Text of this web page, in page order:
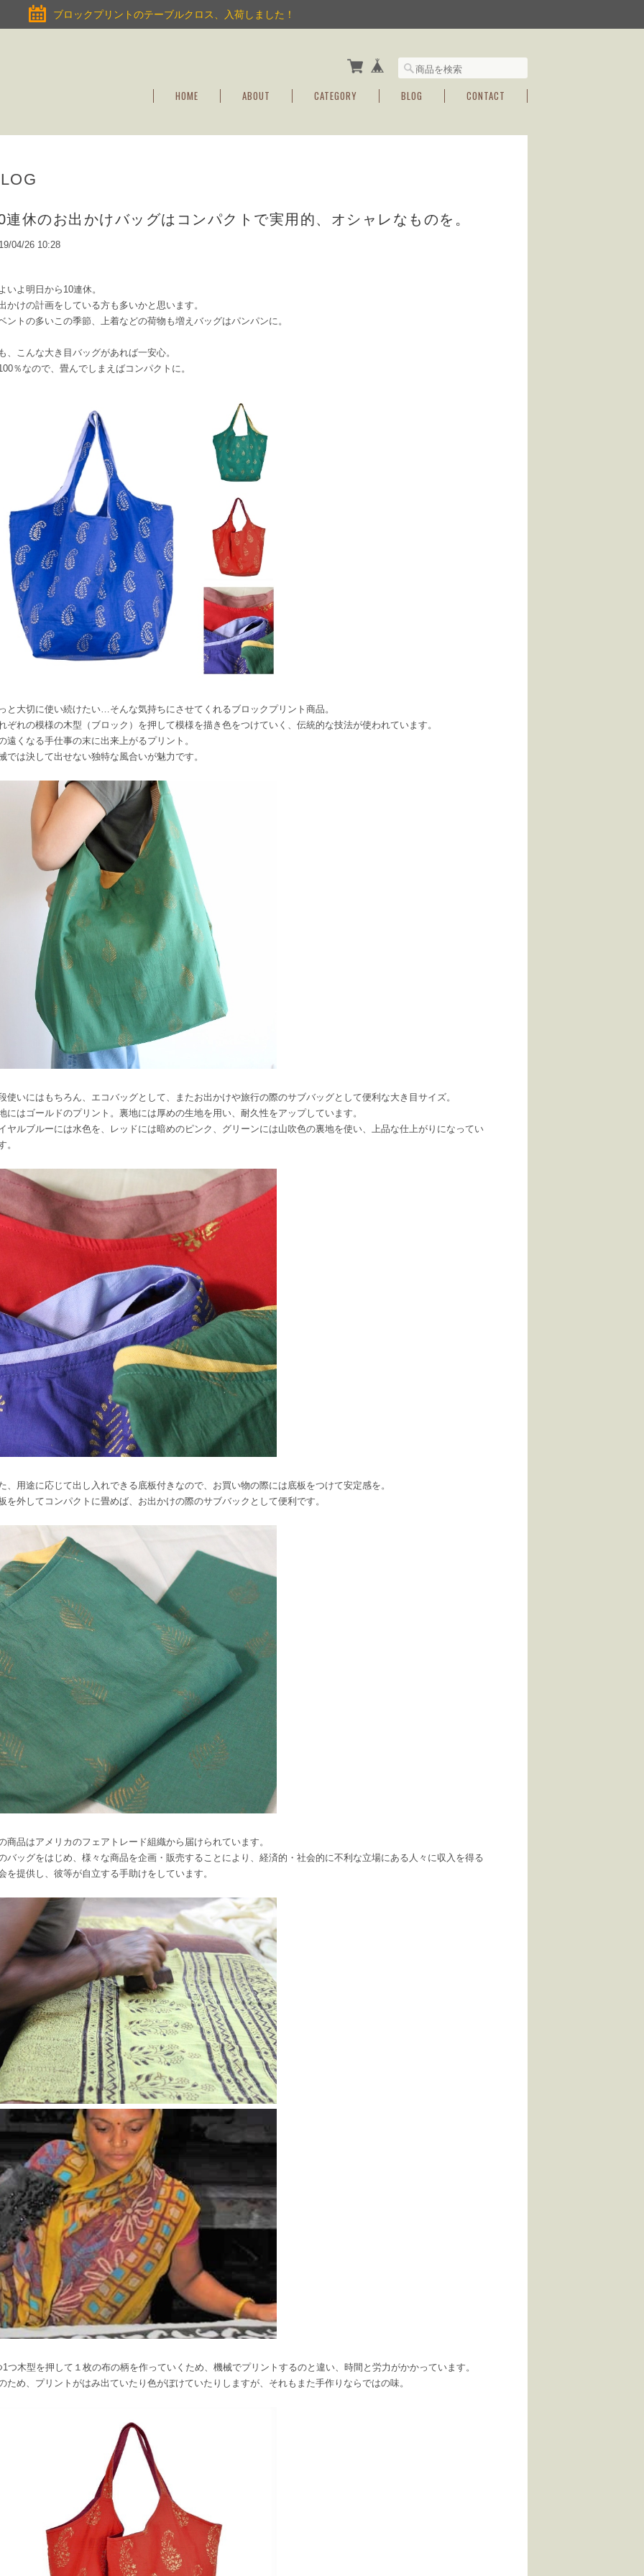
ブロックプリントのテーブルクロス、入荷しました！
HOME ABOUT CATEGORY BLOG CONTACT
連休のお出かけバッグはコンパクトで実用的、オシャレなものを。
04/26 10:28
いよ明日から10連休。
かけの計画をしている方も多いかと思います。
ントの多いこの季節、上着などの荷物も増えバッグはパンパンに。
、こんな大き目バッグがあれば一安心。
％なので、畳んでしまえばコンパクトに。
と大切に使い続けたい…そんな気持ちにさせてくれるブロックプリント商品。
ぞれの模様の木型（ブロック）を押して模様を描き色をつけていく、伝統的な技法が使われています。
遠くなる手仕事の末に出来上がるプリント。
では決して出せない独特な風合いが魅力です。
使いにはもちろん、エコバッグとして、またお出かけや旅行の際のサブバッグとして便利な大き目サイズ。
にはゴールドのプリント。裏地には厚めの生地を用い、耐久性をアップしています。
ヤルブルーには水色を、レッドには暗めのピンク、グリーンには山吹色の裏地を使い、上品な仕上がりになってい
。
、用途に応じて出し入れできる底板付きなので、お買い物の際には底板をつけて安定感を。
を外してコンパクトに畳めば、お出かけの際のサブバックとして便利です。
商品はアメリカのフェアトレード組織から届けられています。
バッグをはじめ、様々な商品を企画・販売することにより、経済的・社会的に不利な立場にある人々に収入を得る
を提供し、彼等が自立する手助けをしています。
1つ木型を押して１枚の布の柄を作っていくため、機械でプリントするのと違い、時間と労力がかかっています。
ため、プリントがはみ出ていたり色がぼけていたりしますが、それもまた手作りならではの味。